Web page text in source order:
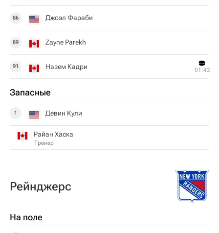
86 Джоэл Фараби
89 Zayne Parekh
91 Назем Кадри 01:42
Запасные
1 Девин Кули
Райан Хаска
Тренер
Рейнджерс
На поле